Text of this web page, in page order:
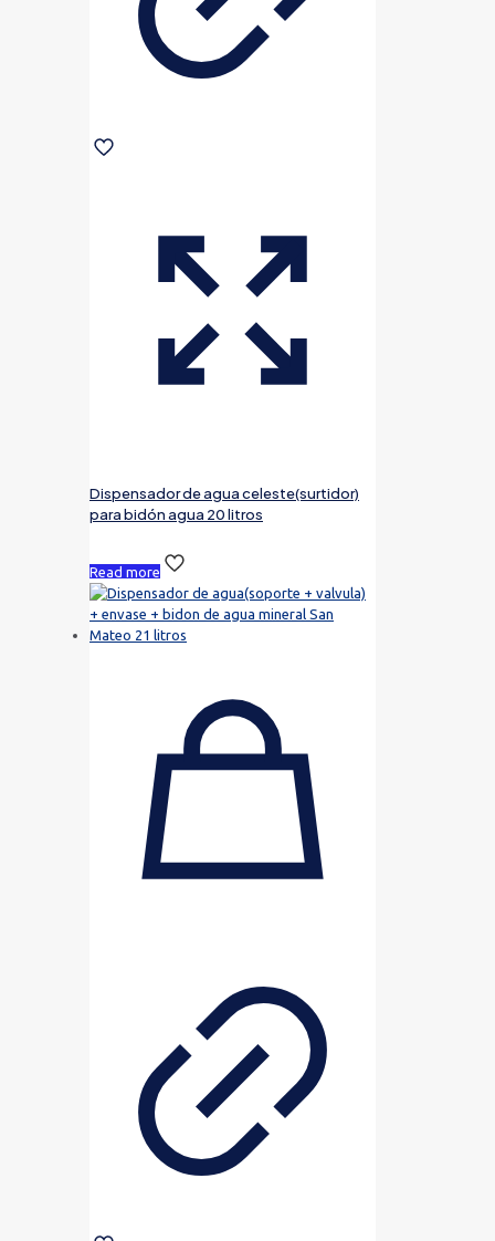
Dispensador de agua celeste(surtidor)
para bidón agua 20 litros
Read more